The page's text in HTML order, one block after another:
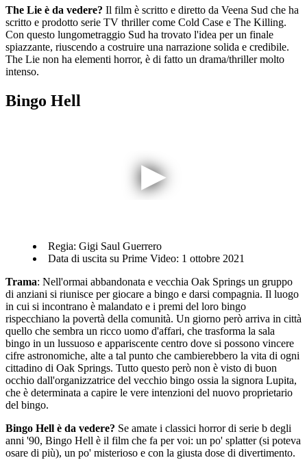
The Lie è da vedere? Il film è scritto e diretto da Veena Sud che ha
scritto e prodotto serie TV thriller come Cold Case e The Killing.
Con questo lungometraggio Sud ha trovato l'idea per un finale
spiazzante, riuscendo a costruire una narrazione solida e credibile.
The Lie non ha elementi horror, è di fatto un drama/thriller molto
intenso.
Bingo Hell
Regia: Gigi Saul Guerrero
Data di uscita su Prime Video: 1 ottobre 2021
Trama: Nell'ormai abbandonata e vecchia Oak Springs un gruppo
di anziani si riunisce per giocare a bingo e darsi compagnia. Il luogo
in cui si incontrano è malandato e i premi del loro bingo
rispecchiano la povertà della comunità. Un giorno però arriva in città
quello che sembra un ricco uomo d'affari, che trasforma la sala
bingo in un lussuoso e appariscente centro dove si possono vincere
cifre astronomiche, alte a tal punto che cambierebbero la vita di ogni
cittadino di Oak Springs. Tutto questo però non è visto di buon
occhio dall'organizzatrice del vecchio bingo ossia la signora Lupita,
che è determinata a capire le vere intenzioni del nuovo proprietario
del bingo.
Bingo Hell è da vedere? Se amate i classici horror di serie b degli
anni '90, Bingo Hell è il film che fa per voi: un po' splatter (si poteva
osare di più), un po' misterioso e con la giusta dose di divertimento.